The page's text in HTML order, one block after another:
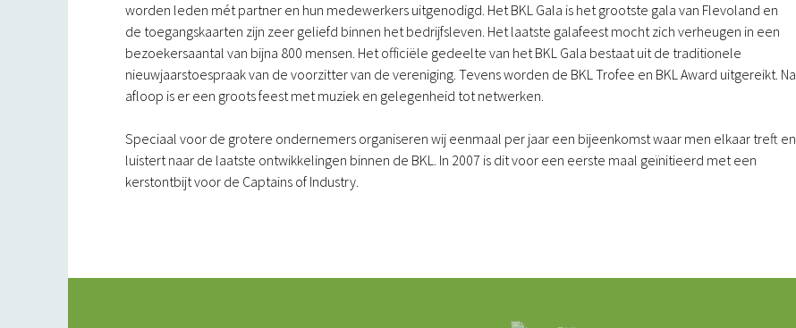
worden leden mét partner en hun medewerkers uitgenodigd. Het BKL Gala is het grootste gala van Flevoland en
de toegangskaarten zijn zeer geliefd binnen het bedrijfsleven. Het laatste galafeest mocht zich verheugen in een
bezoekersaantal van bijna 800 mensen. Het officiële gedeelte van het BKL Gala bestaat uit de traditionele
nieuwjaarstoespraak van de voorzitter van de vereniging. Tevens worden de BKL Trofee en BKL Award uitgereikt. Na
afloop is er een groots feest met muziek en gelegenheid tot netwerken.
Speciaal voor de grotere ondernemers organiseren wij eenmaal per jaar een bijeenkomst waar men elkaar treft en
luistert naar de laatste ontwikkelingen binnen de BKL. In 2007 is dit voor een eerste maal geïnitieerd met een
kerstontbijt voor de Captains of Industry.